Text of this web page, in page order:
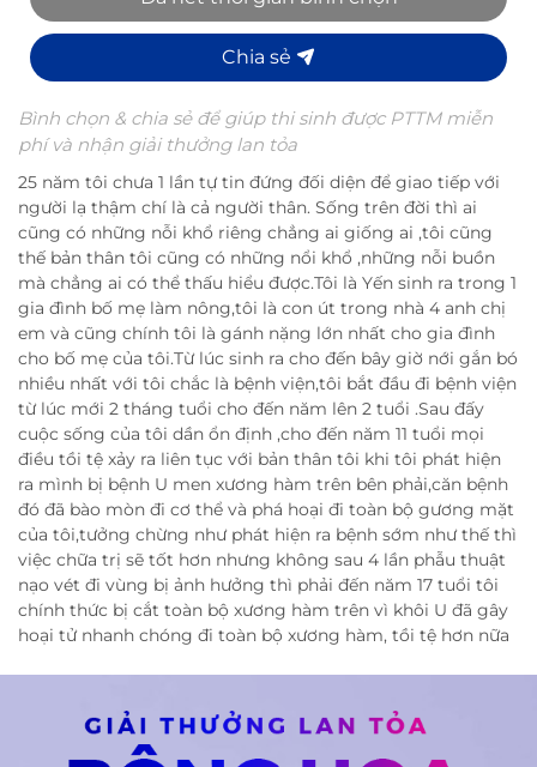
Chia sẻ
Bình chọn & chia sẻ để giúp thi sinh được PTTM miễn
phí và nhận giải thưởng lan tỏa
25 năm tôi chưa 1 lần tự tin đứng đối diện để giao tiếp với
người lạ thậm chí là cả người thân. Sống trên đời thì ai
cũng có những nỗi khổ riêng chẳng ai giống ai ,tôi cũng
thế bản thân tôi cũng có những nổi khổ ,những nỗi buồn
mà chẳng ai có thể thấu hiểu được.Tôi là Yến sinh ra trong 1
gia đình bố mẹ làm nông,tôi là con út trong nhà 4 anh chị
em và cũng chính tôi là gánh nặng lớn nhất cho gia đình
cho bố mẹ của tôi.Từ lúc sinh ra cho đến bây giờ nới gắn bó
nhiều nhất với tôi chắc là bệnh viện,tôi bắt đầu đi bệnh viện
từ lúc mới 2 tháng tuổi cho đến năm lên 2 tuổi .Sau đấy
cuộc sống của tôi dần ổn định ,cho đến năm 11 tuổi mọi
điều tồi tệ xảy ra liên tục với bản thân tôi khi tôi phát hiện
ra mình bị bệnh U men xương hàm trên bên phải,căn bệnh
đó đã bào mòn đi cơ thể và phá hoại đi toàn bộ gương mặt
của tôi,tưởng chừng như phát hiện ra bệnh sớm như thế thì
việc chữa trị sẽ tốt hơn nhưng không sau 4 lần phẫu thuật
nạo vét đi vùng bị ảnh hưởng thì phải đến năm 17 tuổi tôi
chính thức bị cắt toàn bộ xương hàm trên vì khôi U đã gây
hoại tử nhanh chóng đi toàn bộ xương hàm, tồi tệ hơn nữa
mọi điều tồi tệ như thế có thể xảy ra với mình .Nhưng mà
cũng phải nói trong cái rủi lại có cái may ,sau 1 tháng cắt
xương hàm thì tôi lại phải ra phẫu thuật tháo bỏ nẹp hàm